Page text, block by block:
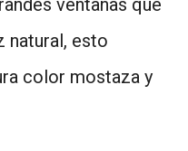
natural, esto
color mostaza y